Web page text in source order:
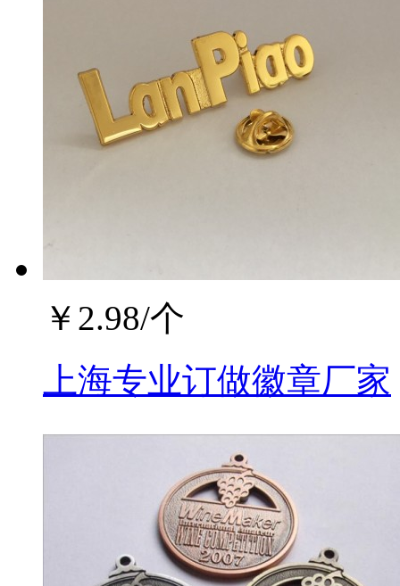
￥ 2.98/个
上海专业订做徽章厂家